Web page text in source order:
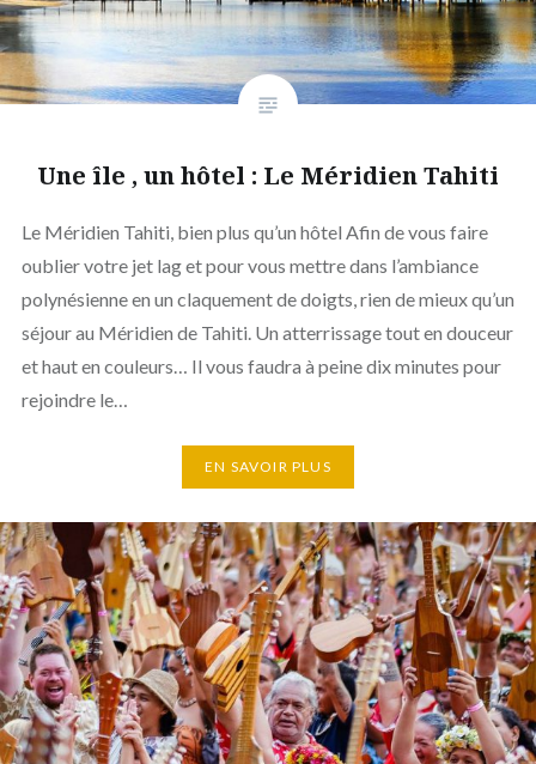
Une île , un hôtel : Le Méridien Tahiti
Le Méridien Tahiti, bien plus qu’un hôtel Afin de vous faire
oublier votre jet lag et pour vous mettre dans l’ambiance
polynésienne en un claquement de doigts, rien de mieux qu’un
séjour au Méridien de Tahiti. Un atterrissage tout en douceur
et haut en couleurs… Il vous faudra à peine dix minutes pour
rejoindre le…
EN SAVOIR PLUS